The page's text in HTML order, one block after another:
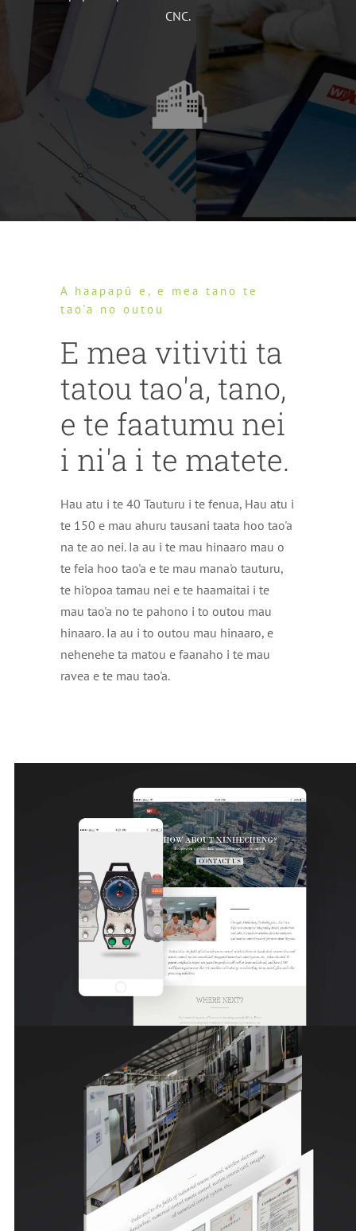
CNC.
A haapapû e, e mea tano te
tao'a no outou
E mea vitiviti ta
tatou tao'a, tano,
e te faatumu nei
i ni'a i te matete.
Hau atu i te 40 Tauturu i te fenua, Hau atu i
te 150 e mau ahuru tausani taata hoo tao'a
na te ao nei. Ia au i te mau hinaaro mau o
te feia hoo tao'a e te mau mana'o tauturu,
te hi'opoa tamau nei e te haamaitai i te
mau tao'a no te pahono i to outou mau
hinaaro. Ia au i to outou mau hinaaro, e
nehenehe ta matou e faanaho i te mau
ravea e te mau tao'a.